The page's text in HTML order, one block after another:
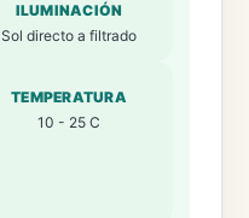
ILUMINACIÓN
Sol directo a filtrado
TEMPERATURA
10 - 25 C